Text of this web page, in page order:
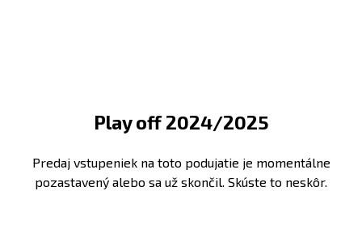
Play off 2024/2025
Predaj vstupeniek na toto podujatie je momentálne
pozastavený alebo sa už skončil. Skúste to neskôr.